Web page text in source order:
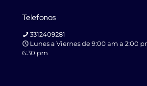
Telefonos
3312409281
Lunes a Viernes de 9:00 am a 2:00
6:30 pm